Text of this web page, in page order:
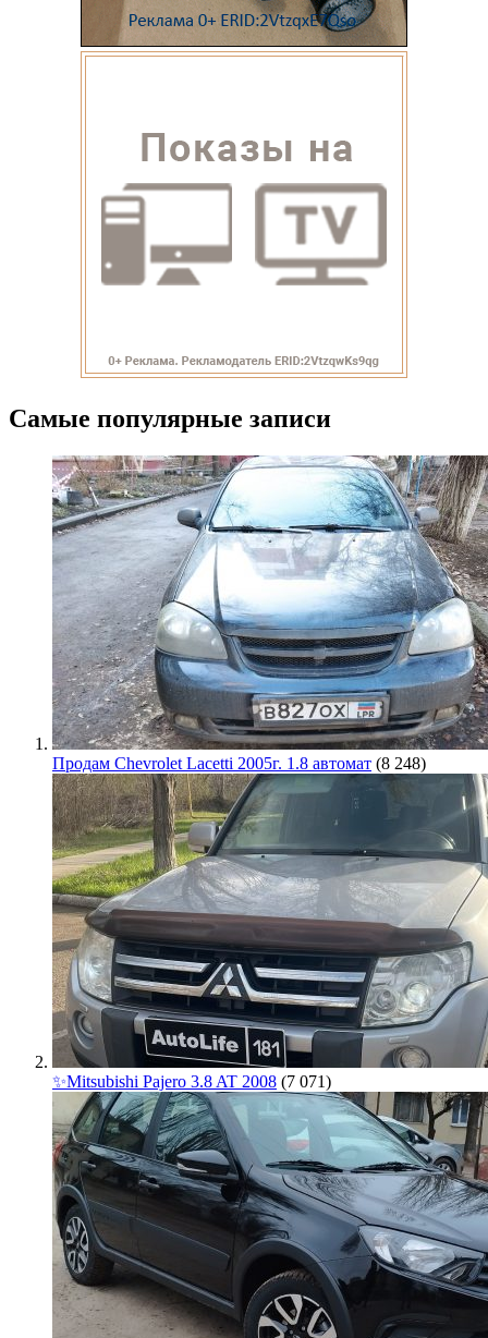
Самые популярные записи
Продам Chevrolet Lacetti 2005г. 1.8 автомат (8 248)
✨Mitsubishi Pajero 3.8 AT 2008 (7 071)